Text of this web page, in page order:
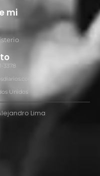
mi
3378
Unidos
Lima